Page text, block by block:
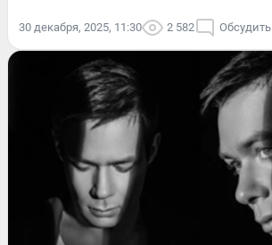
30 декабря, 2025, 11:30 2 582 Обсудить